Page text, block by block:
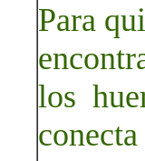
Para
los